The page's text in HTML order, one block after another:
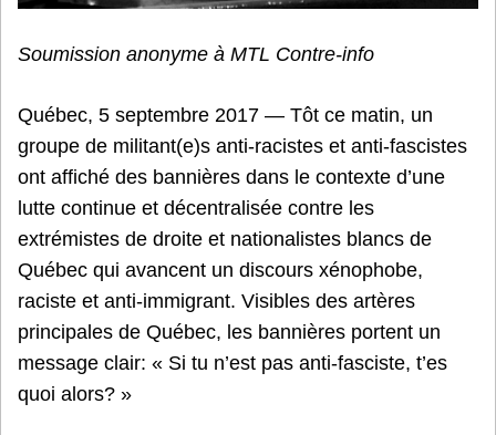
Soumission anonyme à MTL Contre-info
Québec, 5 septembre 2017 — Tôt ce matin, un
groupe de militant(e)s anti-racistes et anti-fascistes
ont affiché des bannières dans le contexte d’une
lutte continue et décentralisée contre les
extrémistes de droite et nationalistes blancs de
Québec qui avancent un discours xénophobe,
raciste et anti-immigrant. Visibles des artères
principales de Québec, les bannières portent un
message clair: « Si tu n’est pas anti-fasciste, t’es
quoi alors? »